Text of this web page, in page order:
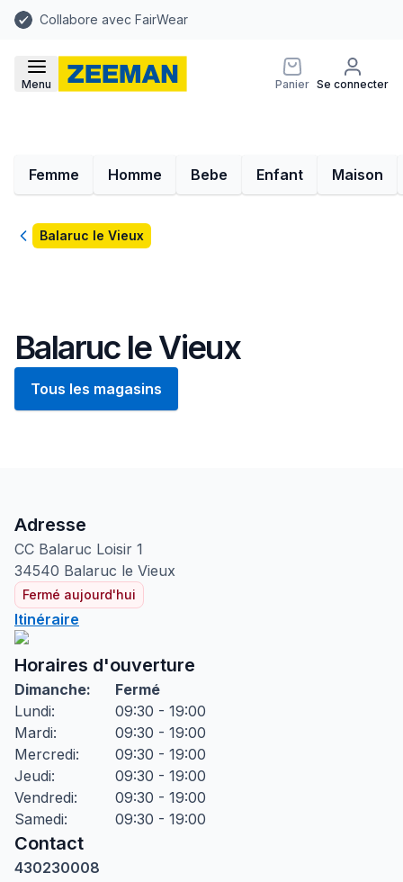
Collabore avec FairWear
Menu Panier Se connecter
Femme Homme Bebe Enfant Maison
RetourBalaruc le Vieux
Balaruc le Vieux
Tous les magasins
Adresse
CC Balaruc Loisir 1
34540 Balaruc le Vieux
Fermé aujourd'hui
Itinéraire
Horaires d'ouverture
Dimanche:
Fermé
Lundi:
09:30 - 19:00
Mardi:
09:30 - 19:00
Mercredi:
09:30 - 19:00
Jeudi:
09:30 - 19:00
Vendredi:
09:30 - 19:00
Samedi: 09:30 - 19:00
Contact
430230008